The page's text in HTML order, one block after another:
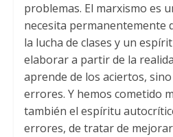
problemas. El marxismo es
necesita permanentemente
la lucha de clases y un
elaborar a partir de la
aprende de los aciertos,
errores. Y hemos cometido
también el espíritu
errores, de tratar de